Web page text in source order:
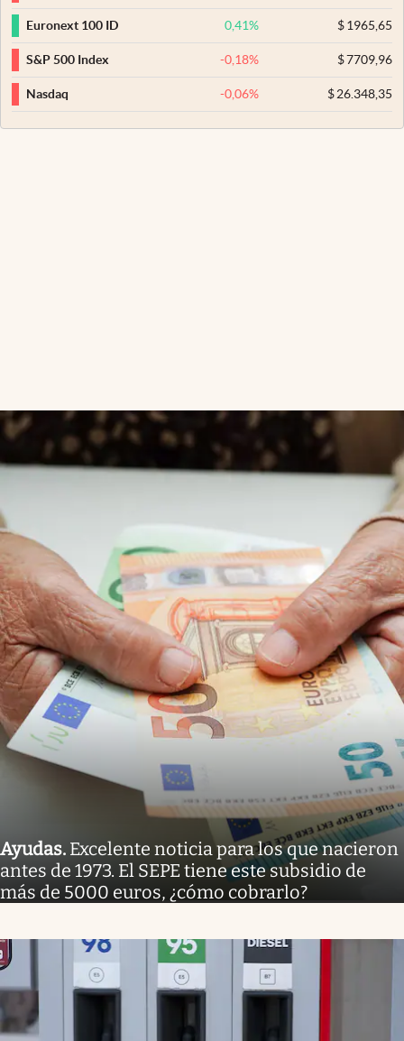
Euronext 100 ID 0,41% $1965,65
S&P 500 Index -0,18% $7709,96
Nasdaq -0,06% $26.348,35
Ayudas. Excelente noticia para los que nacieron
antes de 1973. El SEPE tiene este subsidio de
más de 5000 euros, ¿cómo cobrarlo?